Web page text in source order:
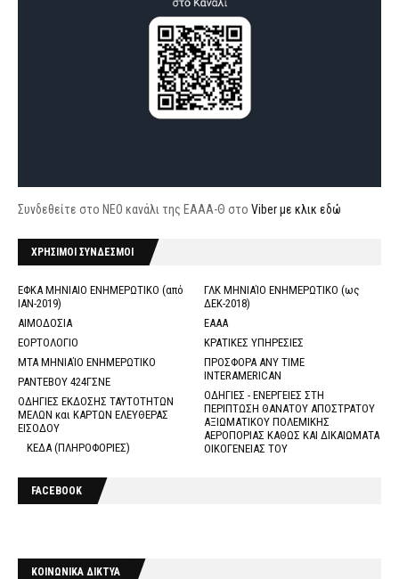
Συνδεθείτε στο ΝΕΟ κανάλι της ΕΑΑΑ-Θ στο Viber με κλικ εδώ
ΧΡΗΣΙΜΟΙ ΣΥΝΔΕΣΜΟΙ
ΕΦΚΑ ΜΗΝΙΑΙΟ ΕΝΗΜΕΡΩΤΙΚΟ (από
ΙΑΝ-2019)
ΓΛΚ ΜΗΝΙΑΊΟ ΕΝΗΜΕΡΩΤΙΚΟ (ως
ΔΕΚ-2018)
ΑΙΜΟΔΟΣΙΑ
ΕΑΑΑ
ΕΟΡΤΟΛΟΓΙΟ
ΚΡΑΤΙΚΕΣ ΥΠΗΡΕΣΙΕΣ
ΜΤΑ ΜΗΝΙΑΊΟ ΕΝΗΜΕΡΩΤΙΚΟ
ΠΡΟΣΦΟΡΑ ANY TIME
INTERAMERICAN
ΡΑΝΤΕΒΟΥ 424ΓΣΝΕ
ΟΔΗΓΙΕΣ - ΕΝΕΡΓΕΙΕΣ ΣΤΗ
ΠΕΡΙΠΤΩΣΗ ΘΑΝΑΤΟΥ ΑΠΟΣΤΡΑΤΟΥ
ΑΞΙΩΜΑΤΙΚΟΥ ΠΟΛΕΜΙΚΗΣ
ΑΕΡΟΠΟΡΙΑΣ ΚΑΘΩΣ ΚΑΙ ΔΙΚΑΙΩΜΑΤΑ
ΟΙΚΟΓΕΝΕΙΑΣ ΤΟΥ
ΟΔΗΓΙΕΣ ΕΚΔΟΣΗΣ ΤΑΥΤΟΤΗΤΩΝ
ΜΕΛΩΝ και ΚΑΡΤΩΝ ΕΛΕΥΘΕΡΑΣ
ΕΙΣΟΔΟΥ
ΚΕΔΑ (ΠΛΗΡΟΦΟΡΙΕΣ)
FACEBOOK
ΚΟΙΝΩΝΙΚΑ ΔΙΚΤΥΑ